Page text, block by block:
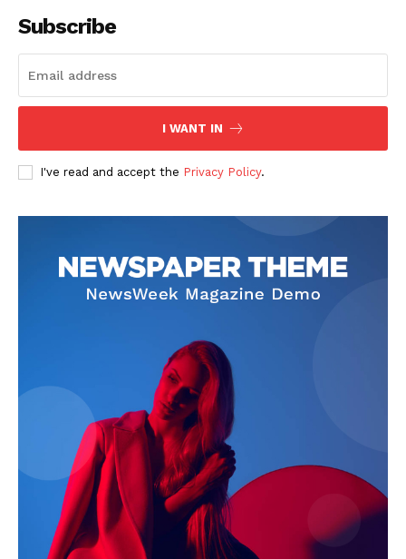
Diario los Andes
Contacto
Subscribe
I WANT IN
I've read and accept the Privacy Policy.